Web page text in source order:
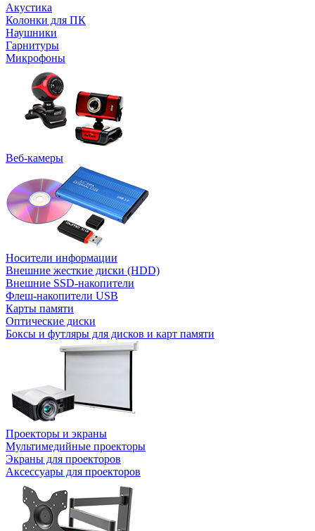
Акустика
Колонки для ПК
Наушники
Гарнитуры
Микрофоны
Веб-камеры
Носители информации
Внешние жесткие диски (HDD)
Внешние SSD-накопители
Флеш-накопители USB
Карты памяти
Оптические диски
Боксы и футляры для дисков и карт памяти
Проекторы и экраны
Мультимедийные проекторы
Экраны для проекторов
Аксессуары для проекторов